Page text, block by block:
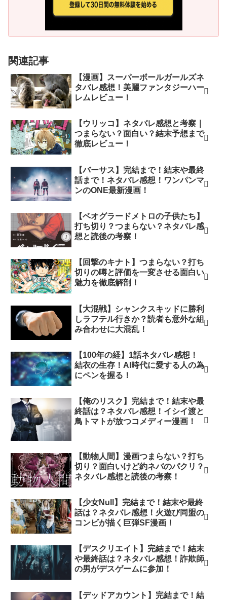
関連記事
【漫画】スーパーボールガールズネ
タバレ感想！美麗ファンタジーハー
レムレビュー！
【ウリッコ】ネタバレ感想と考察｜
つまらない？面白い？結末予想まで
徹底レビュー！
【バーサス】完結まで！結末や最終
話まで！ネタバレ感想！ワンパンマ
ンのONE最新漫画！
【ベオグラードメトロの子供たち】
打ち切り？つまらない？ネタバレ感
想と読後の考察！
【回撃のキナト】つまらない？打ち
切りの噂と評価を一変させる面白い
魅力を徹底解剖！
【大混戦】シャンクスキッドに勝利
しラフテル行きか？読者も意外な組
み合わせに大混乱！
【100年の経】1話ネタバレ感想！
結衣の生存！AI時代に愛する人の為
にペンを握る！
【俺のリスク】完結まで！結末や最
終話は？ネタバレ感想！イシイ渡と
鳥トマトが放つコメディー漫画！
【動物人間】漫画つまらない？打ち
切り？面白いけど約ネバのパクリ？
ネタバレ感想と読後の考察！
【少女Null】完結まで！結末や最終
話は？ネタバレ感想！火遊び同盟の
コンビが描く巨弾SF漫画！
【デスクリエイト】完結まで！結末
や最終話は？ネタバレ感想！詐欺師
の男がデスゲームに参加！
【デッドアカウント】完結まで！結